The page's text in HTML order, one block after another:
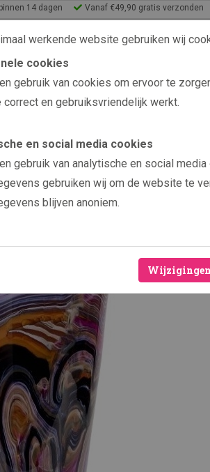
werkende website gebruiken wij
cookies
gebruik van cookies om ervoor te
en gebruiksvriendelijk werkt.
en social media cookies
gebruik van analytische en social media
gebruiken wij om de website te
blijven anoniem.
14 dagen
Vanaf €49,90 gratis verzonden
Snow vaas en schaal